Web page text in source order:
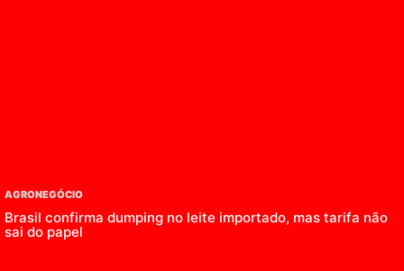
AGRONEGÓCIO
Brasil confirma dumping no leite importado, mas tarifa não
sai do papel